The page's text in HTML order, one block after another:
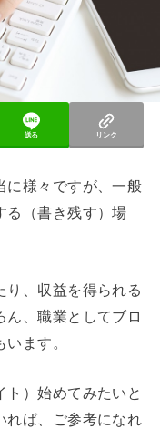
送る リンク
に様々ですが、一般
る（書き残す）場
り、収益を得られる
ん、職業としてブロ
ます。
ト）始めてみたいと
れば、ご参考になれ